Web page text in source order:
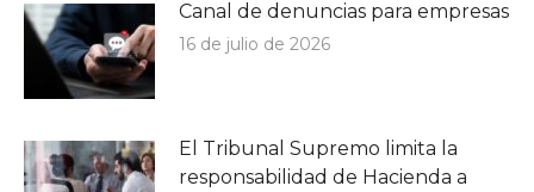
Canal de denuncias para empresas
16 de julio de 2026
El Tribunal Supremo limita la
responsabilidad de Hacienda a